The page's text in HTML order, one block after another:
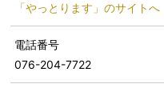
「やっとります」のサイトへ
電話番号
076-204-7722